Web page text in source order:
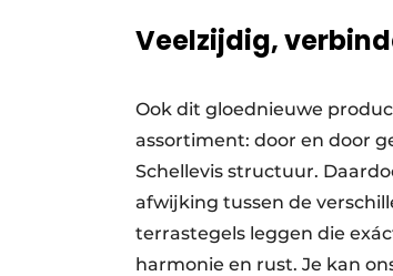
Veelzijdig,
Ook dit gloednieuwe
assortiment: door en door
Schellevis structuur.
afwijking tussen de
terrastegels leggen die
harmonie en rust. Je kan